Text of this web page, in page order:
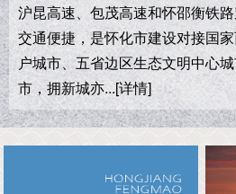
沪昆高速、包茂高速和怀邵衡铁
交通便捷，是怀化市建设对接国
户城市、五省边区生态文明中心
市，拥新城亦...[详情]